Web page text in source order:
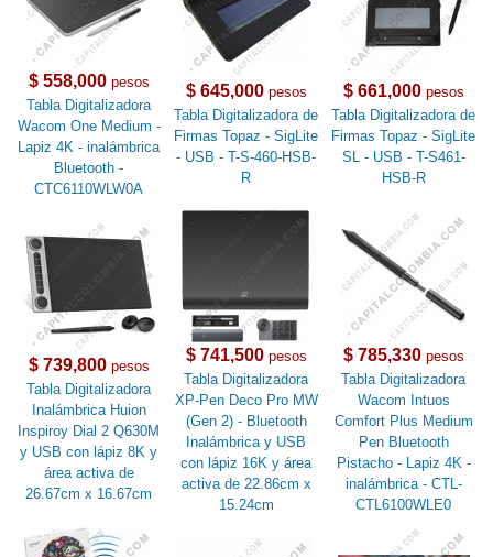
$ 558,000pesos
Tabla Digitalizadora
Wacom One Medium -
Lapiz 4K - inalámbrica
Bluetooth -
CTC6110WLW0A
$ 645,000pesos
Tabla Digitalizadora de
Firmas Topaz - SigLite
- USB - T-S-460-HSB-
R
$ 661,000pesos
Tabla Digitalizadora de
Firmas Topaz - SigLite
SL - USB - T-S461-
HSB-R
$ 739,800pesos
Tabla Digitalizadora
Inalámbrica Huion
Inspiroy Dial 2 Q630M
y USB con lápiz 8K y
área activa de
26.67cm x 16.67cm
$ 741,500pesos
Tabla Digitalizadora
XP-Pen Deco Pro MW
(Gen 2) - Bluetooth
Inalámbrica y USB
con lápiz 16K y área
activa de 22.86cm x
15.24cm
$ 785,330pesos
Tabla Digitalizadora
Wacom Intuos
Comfort Plus Medium
Pen Bluetooth
Pistacho - Lapiz 4K -
inalámbrica - CTL-
CTL6100WLE0